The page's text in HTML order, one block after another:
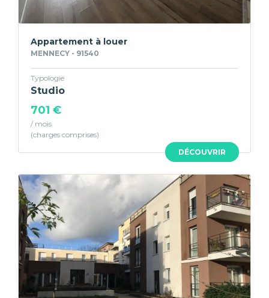
DÉCOUVRIR
Appartement à louer
MENNECY - 91540
Typologie
Studio
701 €
/ mois